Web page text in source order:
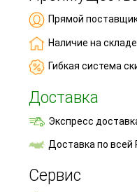
Прямой
Наличие на складе
Гибкая система
Доставка
Экспресс
Доставка по всей
Сервис